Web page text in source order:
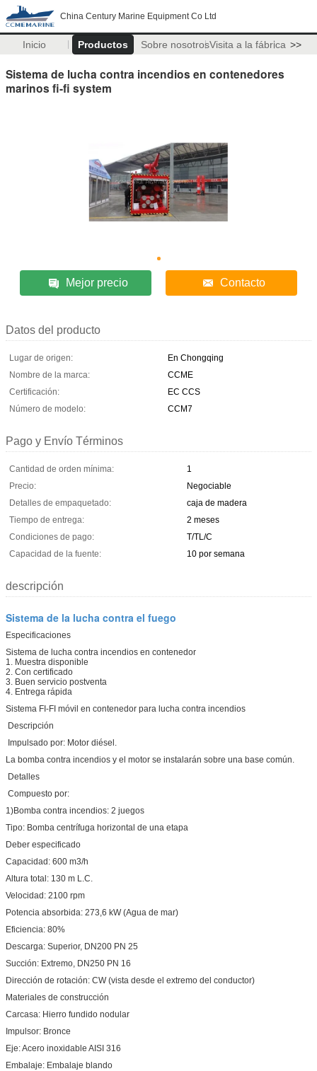
China Century Marine Equipment Co Ltd
Inicio Productos Sobre nosotrosVisita a la fábrica >>
Sistema de lucha contra incendios en contenedores
marinos fi-fi system
Mejor precio Contacto
Datos del producto
Lugar de origen:
En Chongqing
Nombre de la marca:
CCME
Certificación:
EC CCS
Número de modelo:
CCM7
Pago y Envío Términos
Cantidad de orden mínima:
1
Precio:
Negociable
Detalles de empaquetado:
caja de madera
Tiempo de entrega:
2 meses
Condiciones de pago:
T/TL/C
Capacidad de la fuente:
10 por semana
descripción
Sistema de la lucha contra el fuego
Especificaciones
Sistema de lucha contra incendios en contenedor
1. Muestra disponible
2. Con certificado
3. Buen servicio postventa
4. Entrega rápida
Sistema FI-FI móvil en contenedor para lucha contra incendios
Descripción
Impulsado por: Motor diésel.
La bomba contra incendios y el motor se instalarán sobre una base común.
Detalles
Compuesto por:
1)Bomba contra incendios: 2 juegos
Tipo: Bomba centrífuga horizontal de una etapa
Deber especificado
Capacidad: 600 m3/h
Altura total: 130 m L.C.
Velocidad: 2100 rpm
Potencia absorbida: 273,6 kW (Agua de mar)
Eficiencia: 80%
Descarga: Superior, DN200 PN 25
Succión: Extremo, DN250 PN 16
Dirección de rotación: CW (vista desde el extremo del conductor)
Materiales de construcción
Carcasa: Hierro fundido nodular
Impulsor: Bronce
Eje: Acero inoxidable AISI 316
Embalaje: Embalaje blando